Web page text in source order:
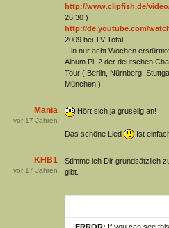
http://www.clipfish.de/
26:30 )
http://de.youtube.com/
2009 bei TV-Total
...in nur acht Wochen
Album Pl. 2 der deutschen
Tour ( Berlin, Nürnberg,
München )...
Mania
vor 17 Jahren
Hört sich ja gruselig an!
Das schöne Lied Ist
KHB1
vor 17 Jahren
Stimme ich Dir grundsätzlich
gibt.